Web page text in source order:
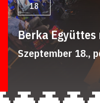
18
Berka
Szeptember 18.,